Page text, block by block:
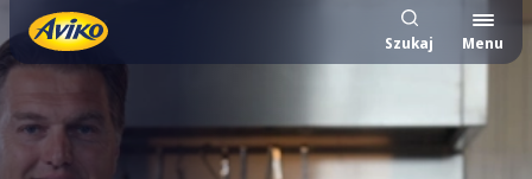
Szukaj Menu